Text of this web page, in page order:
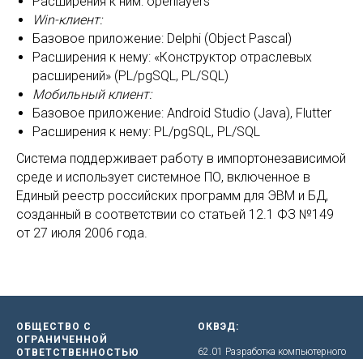
Win-клиент:
Базовое приложение: Delphi (Object Pascal)
Расширения к нему: «Конструктор отраслевых
расширений» (PL/pgSQL, PL/SQL)
Мобильный клиент:
Базовое приложение: Android Studio (Java), Flutter
Расширения к нему: PL/pgSQL, PL/SQL
Система поддерживает работу в импортонезависимой
среде и использует системное ПО, включенное в
Единый реестр российских программ для ЭВМ и БД,
созданный в соответствии со статьей 12.1 ФЗ №149
от 27 июля 2006 года.
ОБЩЕСТВО С
ОГРАНИЧЕННОЙ
ОТВЕТСТВЕННОСТЬЮ
ОКВЭД:
62.01 Разработка компьютерного